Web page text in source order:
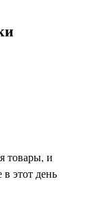
товары, и
этот день